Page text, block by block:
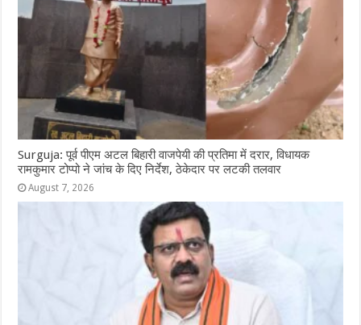
Surguja: पूर्व पीएम अटल बिहारी वाजपेयी की प्रतिमा में दरार, विधायक
रामकुमार टोप्पो ने जांच के दिए निर्देश, ठेकेदार पर लटकी तलवार
August 7, 2026